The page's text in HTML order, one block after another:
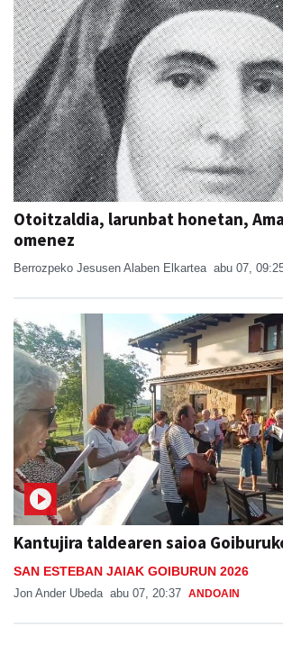
Otoitzaldia, larunbat honetan,
omenez
Berrozpeko Jesusen Alaben Elkartea abu 07,
Kantujira taldearen saioa
SAN ESTEBAN JAIAK GOIBURUN 2026
Jon Ander Ubeda abu 07, 20:37 ANDOAIN